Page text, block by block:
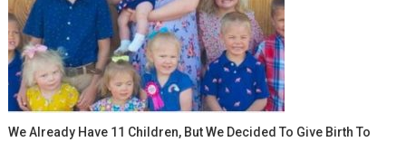
We Already Have 11 Children, But We Decided To Give Birth To